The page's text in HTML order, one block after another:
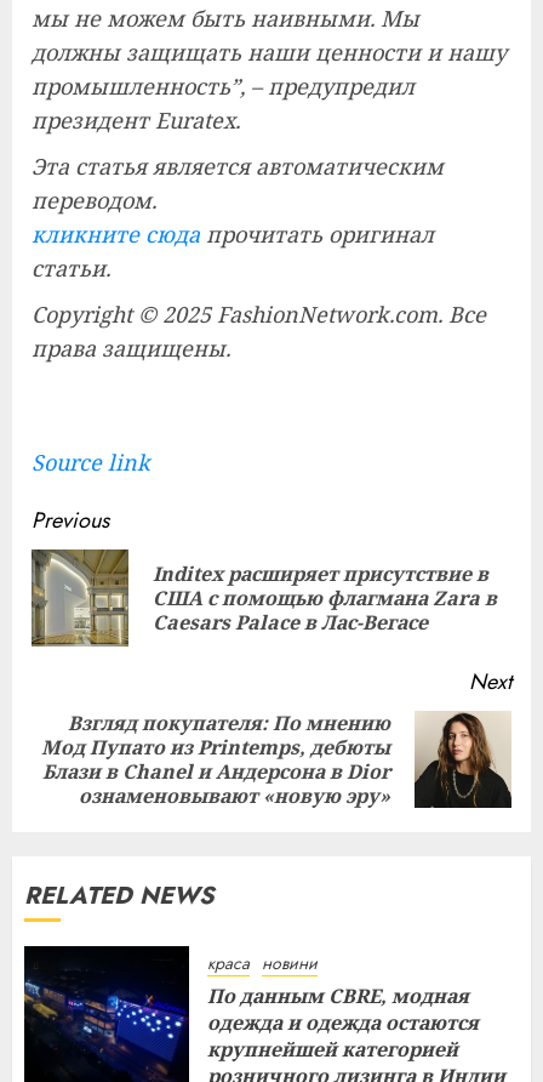
мы не можем быть наивными. Мы
должны защищать наши ценности и нашу
промышленность”, – предупредил
президент Euratex.
Эта статья является автоматическим
переводом.
кликните сюда прочитать оригинал
статьи.
Copyright © 2025 FashionNetwork.com. Все
права защищены.
Source link
Continue
Reading
Previous
Inditex расширяет присутствие в
США с помощью флагмана Zara в
Caesars Palace в Лас-Вегасе
Next
Next
post:
Взгляд покупателя: По мнению
Мод Пупато из Printemps, дебюты
Блази в Chanel и Андерсона в Dior
ознаменовывают «новую эру»
RELATED NEWS
краса новини
По данным CBRE, модная
одежда и одежда остаются
крупнейшей категорией
розничного лизинга в Индии